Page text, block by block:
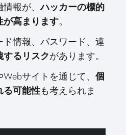
情報が、ハッカーの標的
が高まります。
ド情報、パスワード、連
するリスクがあります。
サイトを通じて、 個
る可能性も考えられま